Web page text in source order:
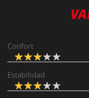
Confort
Estabilidad